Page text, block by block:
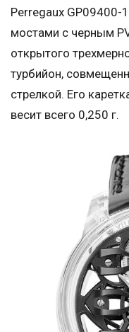
Perregaux GP09400-
мостами с черным
открытого
турбийон,
стрелкой. Его
весит всего 0,250 г.